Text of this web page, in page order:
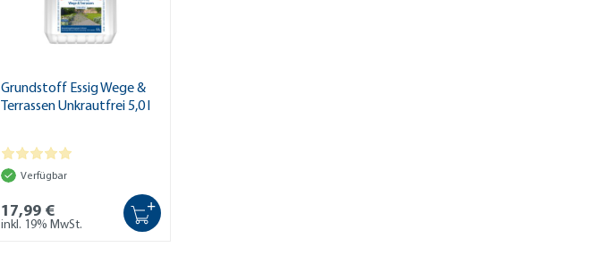
Grundstoff Essig Wege &
Terrassen Unkrautfrei 5,0 l
Verfügbar
17,99 €
inkl. 19% MwSt.
+